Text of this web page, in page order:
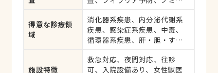
応、健康診断、各種検査、外
科手術
得意な診療領
域
消化器系疾患、内分泌代謝系
疾患、感染症系疾患、中毒、
循環器系疾患、肝・胆・すい
患、耳系疾患、寄生虫、心の
病気、皮膚系疾患、呼吸器系
施設特徴
救急対応、夜間対応、往診
可、入院設備あり、女性獣医